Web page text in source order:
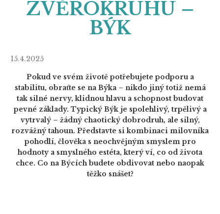
ZVĚROKRUHU –
BÝK
15.4.2025
Pokud ve svém životě potřebujete podporu a
stabilitu, obraťte se na Býka – nikdo jiný totiž nemá
tak silné nervy, klidnou hlavu a schopnost budovat
pevné základy. Typický Býk je spolehlivý, trpělivý a
vytrvalý – žádný chaotický dobrodruh, ale silný,
rozvážný tahoun. Představte si kombinaci milovníka
pohodlí, člověka s neochvějným smyslem pro
hodnoty a smyslného estéta, který ví, co od života
chce. Co na Býcích budete obdivovat nebo naopak
těžko snášet?